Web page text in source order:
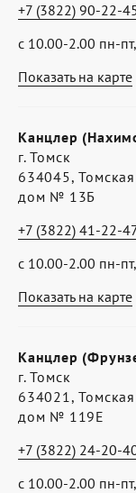
Показать на карте
с 10.00-2.00 пн-
+7 (3822) 90-22-
Показать на карте
Канцлер
г. Томск
634045,
дом № 13Б
с 10.00-2.00 пн-
+7 (3822) 41-22-
Канцлер
г. Томск
634021,
дом № 119Е
с 10.00-2.00 пн-
+7 (3822) 24-20-